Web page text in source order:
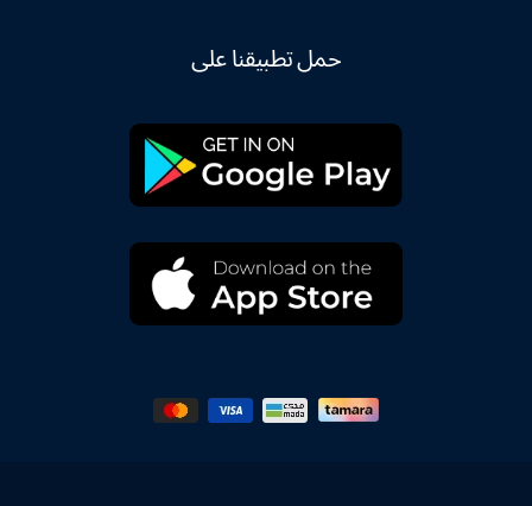
حمل تطبيقنا على